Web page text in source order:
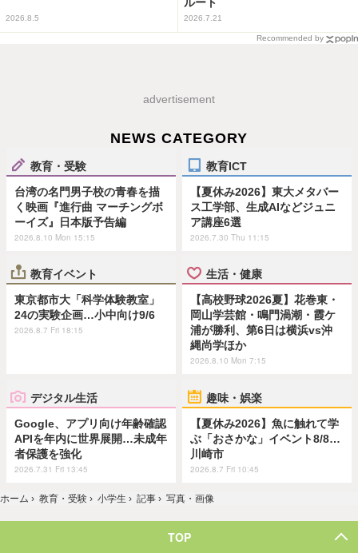
2026.8.5 2026.7.21
Recommended by
advertisement
NEWS CATEGORY
教育・受験
台湾の名門男子校の青春を描
く映画『進行曲 マーチングボ
ーイズ』日本版予告編
2026.8.10 Mon 15:15
教育ICT
【夏休み2026】東大メタバー
ス工学部、生成AIなどジュニ
ア講座6選
2026.7.30 Thu 11:15
教育イベント
東京都市大「科学体験教室」
24の実験企画…小中向け9/6
2026.8.7 Fri 18:15
生活・健康
【高校野球2026夏】花巻東・
岡山学芸館・鳴門渦潮・霞ケ
浦が勝利、第6日は横浜vs沖
縄尚学ほか
2026.8.10 Mon 7:15
デジタル生活
Google、アプリ向け年齢確認
APIを年内に世界展開…未成年
者保護を強化
2026.7.31 Fri 13:45
趣味・娯楽
【夏休み2026】魚に触れて学
ぶ「おさかな」イベント8/8…
川崎市
2026.8.7 Fri 10:45
ホーム › 教育・受験 › 小学生 › 記事 › 写真・画像
TOP